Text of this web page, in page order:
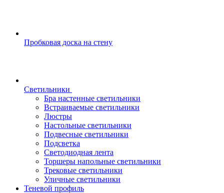
Пробковая доска на стену
Светильники
Бра настенные светильники
Встраиваемые светильники
Люстры
Настольные светильники
Подвесные светильники
Подсветка
Светодиодная лента
Торшеры напольные светильники
Трековые светильники
Уличные светильники
Теневой профиль